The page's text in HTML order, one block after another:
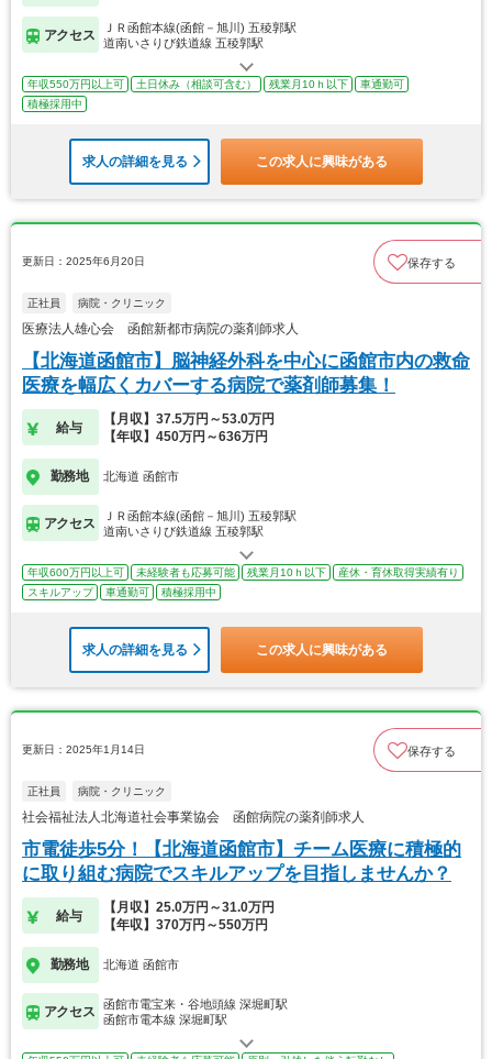
アクセス
ＪＲ函館本線(函館－旭川) 五稜郭駅
道南いさりび鉄道線 五稜郭駅
年収550万円以上可 土日休み（相談可含む） 残業月10ｈ以下
車通勤可
積極採用中
求人の詳細を見る この求人に興味がある
更新日：2025年6月20日 保存する
正社員 病院・クリニック
医療法人雄心会 函館新都市病院の薬剤師求人
【北海道函館市】脳神経外科を中心に函館市内の救命
医療を幅広くカバーする病院で薬剤師募集！
給与
【月収】37.5万円～53.0万円
【年収】450万円～636万円
勤務地 北海道 函館市
アクセス
ＪＲ函館本線(函館－旭川) 五稜郭駅
道南いさりび鉄道線 五稜郭駅
年収600万円以上可 未経験者も応募可能 残業月10ｈ以下
産休・育休取得実績有り
スキルアップ
車通勤可 積極採用中
求人の詳細を見る この求人に興味がある
更新日：2025年1月14日 保存する
正社員 病院・クリニック
社会福祉法人北海道社会事業協会 函館病院の薬剤師求人
市電徒歩5分！【北海道函館市】チーム医療に積極的
に取り組む病院でスキルアップを目指しませんか？
給与
【月収】25.0万円～31.0万円
【年収】370万円～550万円
勤務地 北海道 函館市
アクセス
函館市電宝来・谷地頭線 深堀町駅
函館市電本線 深堀町駅